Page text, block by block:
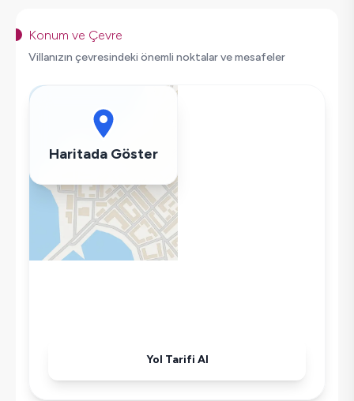
Saç Kurutma Makinası
Bulaşık Makinesi
Buzdolabı
Mikrodalga
Kettle
Korunaklı Havuz
Ütü
Konum ve Çevre
Villanızın çevresindeki önemli noktalar ve mesafeler
Haritada Göster
Yol Tarifi Al